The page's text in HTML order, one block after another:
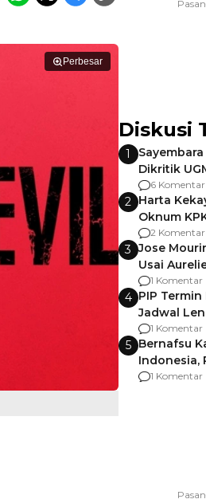
Perbesar
Diskusi
1
Dikritik
Gagalnya
6 Komentar
2 Harta
Oknum
Pemalang
2 Komentar
3 Jose
Usai
1 Komentar
4 PIP Termin
Jadwal
agar Dana
1 Komentar
5 Bernafsu
Indonesia,
Berencana
1 Komentar